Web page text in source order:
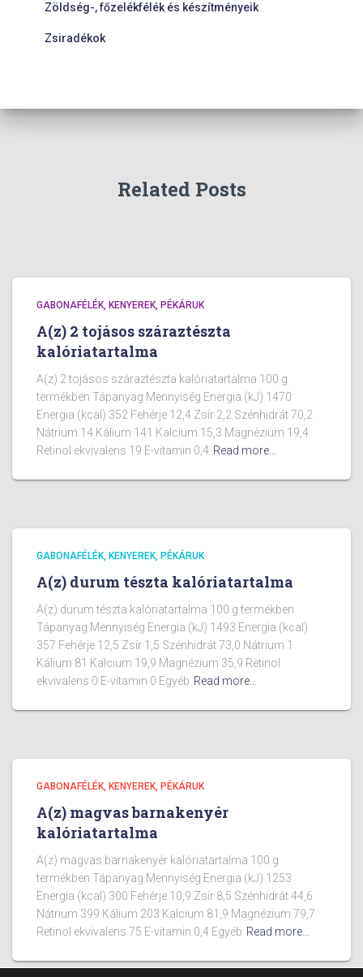
Zöldség-, főzelékfélék és készítményeik
Zsiradékok
Related Posts
GABONAFÉLÉK, KENYEREK, PÉKÁRUK
A(z) 2 tojásos száraztészta
kalóriatartalma
A(z) 2 tojásos száraztészta kalóriatartalma 100 g
termékben Tápanyag Mennyiség Energia (kJ) 1470
Energia (kcal) 352 Fehérje 12,4 Zsír 2,2 Szénhidrát 70,2
Nátrium 14 Kálium 141 Kalcium 15,3 Magnézium 19,4
Retinol ekvivalens 19 E-vitamin 0,4 Read more…
GABONAFÉLÉK, KENYEREK, PÉKÁRUK
A(z) durum tészta kalóriatartalma
A(z) durum tészta kalóriatartalma 100 g termékben
Tápanyag Mennyiség Energia (kJ) 1493 Energia (kcal)
357 Fehérje 12,5 Zsír 1,5 Szénhidrát 73,0 Nátrium 1
Kálium 81 Kalcium 19,9 Magnézium 35,9 Retinol
ekvivalens 0 E-vitamin 0 Egyéb Read more…
GABONAFÉLÉK, KENYEREK, PÉKÁRUK
A(z) magvas barnakenyér
kalóriatartalma
A(z) magvas barnakenyér kalóriatartalma 100 g
termékben Tápanyag Mennyiség Energia (kJ) 1253
Energia (kcal) 300 Fehérje 10,9 Zsír 8,5 Szénhidrát 44,6
Nátrium 399 Kálium 203 Kalcium 81,9 Magnézium 79,7
Retinol ekvivalens 75 E-vitamin 0,4 Egyéb Read more…